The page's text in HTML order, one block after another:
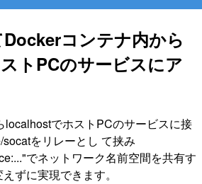
コンテナ内から
トPCのサービスにア
localhostでホストPCのサービスに接
をリレーとし て挟み
でネットワーク名前空間を共有す
ずに実現できます。